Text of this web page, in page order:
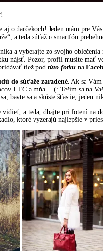
aj o darčekoch! Jeden mám pre
a teda súťaž o smartfón
a vyberajte zo svojho oblečenia
nájsť. Pozor, profil musíte mať
tiež pod túto fotkuna
do súťaže zaradené. Ak sa
HTC a mňa… (: Teším sa na
bavte sa a skúste šťastie, jeden
a teda, dbajte pri fotení na
ktoré vyzerajú najlepšie v